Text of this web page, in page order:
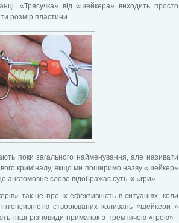
«Трясучка» від «шейкера» виходить просто
розмір пластини.
поки загального найменування, але називати
криміналу, якщо ми поширимо назву «шейкер»
англомовне слово відображає суть їх «гри».
так це про їх ефективність в ситуаціях, коли
створюваних коливань «шейкери »
інші різновиди приманок з тремтячою «грою» -